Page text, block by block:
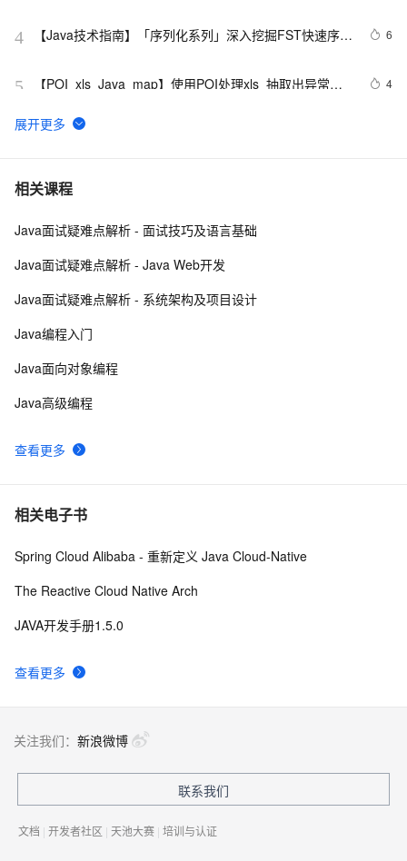
4
【Java技术指南】「序列化系列」深入挖掘FST快速序列
6
5
【POI  xls  Java  map】使用POI处理xls  抽取出异常信
4
6 Java 注解 阐释 hibernate ORM
7 java 中的多线程   内部类实现 数据共享 和 Runnable实
8 Java程序利用main函数中args参数实现参数的传递
破 1 万次！
102. Java中的垃圾收集 - GC参考手册
相关课程
查看更多
Java面试疑难点解析 - 面试技巧及语言基础
Java面试疑难点解析 - Java Web开发
Java面试疑难点解析 - 系统架构及项目设计
Java编程入门
Java面向对象编程
Java高级编程
相关电子书
查看更多
Spring Cloud Alibaba - 重新定义 Java Cloud-Native
The Reactive Cloud Native Arch
JAVA开发手册1.5.0
关注我们： 新浪微博
联系我们
文档 | 开发者社区 | 天池大赛 | 培训与认证